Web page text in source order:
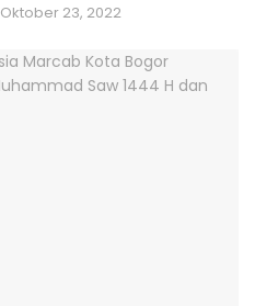
Oktober 23, 2022